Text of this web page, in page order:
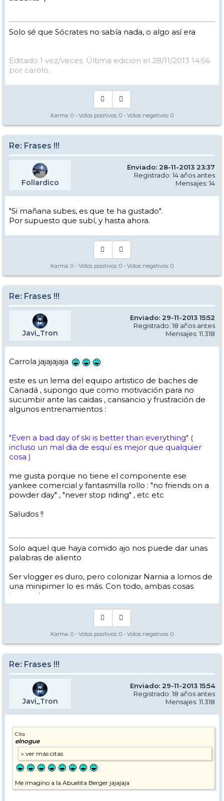
Solo sé que Sócrates no sabía nada, o algo así era
Editado 1 vez/veces. Última edición el 28/11/2013 14:56
por carolo.
Karma: 0 - Votos positivos: 0 - Votos negativos: 0
Re: Frases !!!
Follardico
Enviado: 28-11-2013 23:37
Registrado: 14 años antes
Mensajes: 14
"Si mañana subes, es que te ha gustado".
Por supuesto que subí, y hasta ahora.
Karma: 0 - Votos positivos: 0 - Votos negativos: 0
Re: Frases !!!
Javi_Tron
Enviado: 29-11-2013 15:52
Registrado: 18 años antes
Mensajes: 11.318
Carrola jajajajaja
este es un lema del equipo artistico de baches de
Canadá , supongo que como motivación para no
sucumbir ante las caidas , cansancio y frustración de
algunos entrenamientos :
"Even a bad day of ski is better than everything" (
incluso un mal dia de esquí es mejor que qualquier
cosa )
me gusta porque no tiene el componente ese
yankee comercial y fantasmilla rollo : "no friends on a
powder day" , "never stop riding" , etc etc
Saludos !!
Solo aquel que haya comido ajo nos puede dar unas
palabras de aliento
Ser vlogger es duro, pero colonizar Narnia a lomos de
una minipimer lo es más. Con todo, ambas cosas
intento hacer.
Yo hago esquí extremo : voy de extremo a extremo
Los caminos del esquí son inescrotables ...
Karma: 0 - Votos positivos: 0 - Votos negativos: 0
Re: Frases !!!
Javi_Tron
Enviado: 29-11-2013 15:54
Registrado: 18 años antes
Mensajes: 11.318
Cita
elnogue
Me imagino a la Abuelita Berger jajajaja